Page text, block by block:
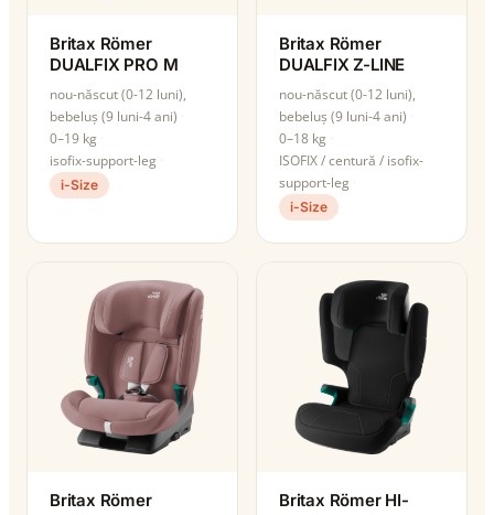
Britax Römer
DUALFIX PRO M
nou-născut (0-12 luni),
bebeluș (9 luni-4 ani)
0–19 kg
isofix-support-leg
i-Size
Britax Römer
DUALFIX Z-LINE
nou-născut (0-12 luni),
bebeluș (9 luni-4 ani)
0–18 kg
ISOFIX / centură / isofix-
support-leg
i-Size
Britax Römer
Britax Römer HI-